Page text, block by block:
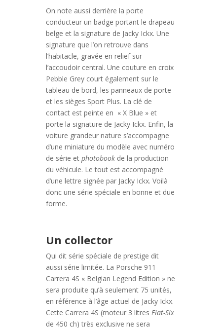
On note aussi derrière la porte
conducteur un badge portant le drapeau
belge et la signature de Jacky Ickx. Une
signature que l’on retrouve dans
l’habitacle, gravée en relief sur
l’accoudoir central. Une couture en croix
Pebble Grey court également sur le
tableau de bord, les panneaux de porte
et les sièges Sport Plus. La clé de
contact est peinte en « X Blue » et
porte la signature de Jacky Ickx. Enfin, la
voiture grandeur nature s’accompagne
d’une miniature du modèle avec numéro
de série et photobookde la production
du véhicule. Le tout est accompagné
d’une lettre signée par Jacky Ickx. Voilà
donc une série spéciale en bonne et due
forme.
Un collector
Qui dit série spéciale de prestige dit
aussi série limitée. La Porsche 911
Carrera 4S « Belgian Legend Edition » ne
sera produite qu’à seulement 75 unités,
en référence à l’âge actuel de Jacky Ickx.
Cette Carrera 4S (moteur 3 litres Flat-Six
de 450 ch) très exclusive ne sera